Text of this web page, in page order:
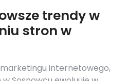
trendy w
stron w
internetowego,